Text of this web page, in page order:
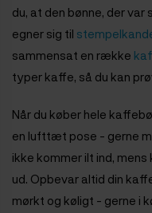
du, at den bønne, der var
egner sig til
sammensat en række
typer kaffe, så du kan
Når du køber hele
en lufttæt pose - gerne
ikke kommer ilt ind,
ud. Opbevar altid din
mørkt og køligt - gerne i